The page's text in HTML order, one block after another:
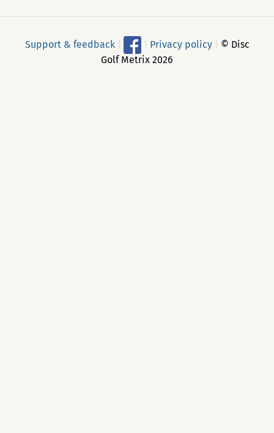
Support & feedback Privacy policy
© Disc
Golf Metrix 2026